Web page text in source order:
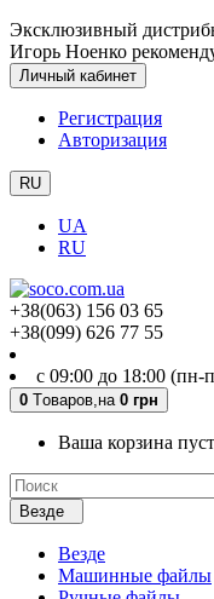
Эксклюзивный
Игорь Ноенко
Личный кабинет
Регистрация
Авторизация
RU
UA
RU
+38(063) 156 03 65
+38(099) 626 77 55
с 09:00 до 18:00 (пн-
0 Tоваров, на 0 грн
Ваша корзина
Везде
Везде
Машинные файлы